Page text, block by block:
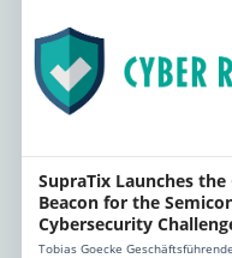
SupraTix Launches
Beacon for the
Cybersecurity
Tobias Goecke